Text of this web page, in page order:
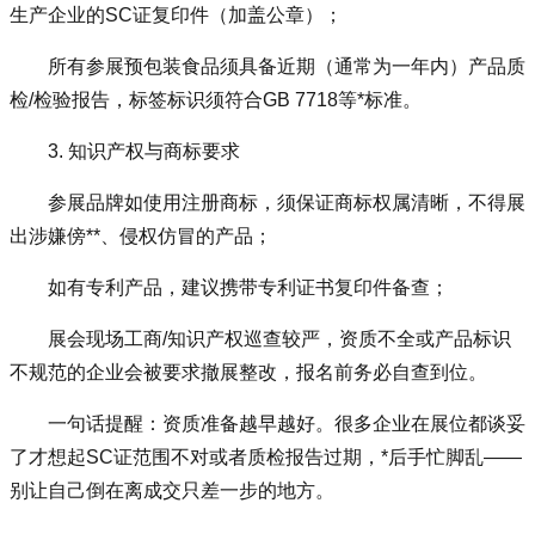
生产企业的SC证复印件（加盖公章）；
所有参展预包装食品须具备近期（通常为一年内）产品质
检/检验报告，标签标识须符合GB 7718等*标准。
3. 知识产权与商标要求
参展品牌如使用注册商标，须保证商标权属清晰，不得展
出涉嫌傍**、侵权仿冒的产品；
如有专利产品，建议携带专利证书复印件备查；
展会现场工商/知识产权巡查较严，资质不全或产品标识
不规范的企业会被要求撤展整改，报名前务必自查到位。
一句话提醒：资质准备越早越好。很多企业在展位都谈妥
了才想起SC证范围不对或者质检报告过期，*后手忙脚乱——
别让自己倒在离成交只差一步的地方。